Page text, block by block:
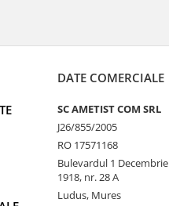
DATE COMERCIALE
SC AMETIST COM SRL
J26/855/2005
RO 17571168
Bulevardul 1 Decembrie
1918, nr. 28 A
Ludus, Mures